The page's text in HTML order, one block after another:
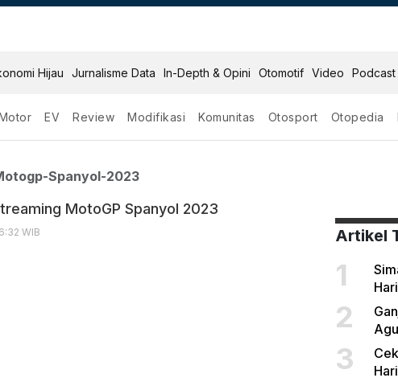
Hijau Jurnalisme Data In-Depth & Opini Otomotif Video Podcast
EV Review Modifikasi Komunitas Otosport Otopedia
Motogp Spanyol
Spanyol-2023
MotoGP Spanyol 2023
WIB Artikel
1
2
3